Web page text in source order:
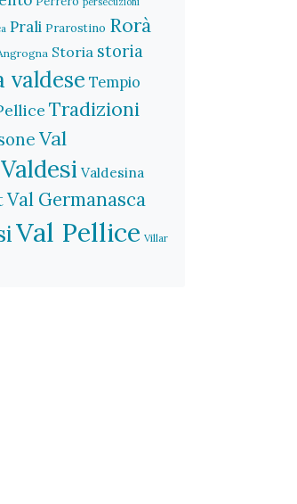
Prali Prarostino Rorà
Storia storia
valdese Tempio
Tradizioni
Val
Valdesi Valdesina
Val Germanasca
Val Pellice Villar